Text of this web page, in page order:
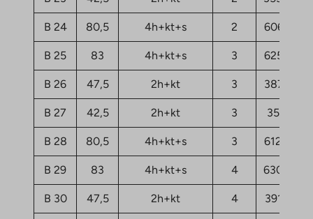
B 24 80,5 4h+kt+s 2 60624,71
B 25 83 4h+kt+s 3 62539,18
B 26 47,5 2h+kt 3 38767,91
B 27 42,5 2h+kt 3 35656,9
B 28 80,5 4h+kt+s 3 61262,87
B 29 83 4h+kt+s 4 63097,56
B 30 47,5 2h+kt 4 39166,76